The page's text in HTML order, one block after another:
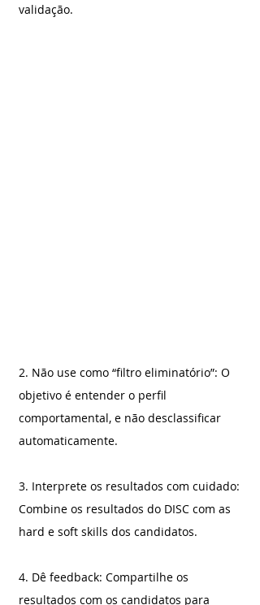
validação.
2. Não use como “filtro eliminatório”: O
objetivo é entender o perfil
comportamental, e não desclassificar
automaticamente.
3. Interprete os resultados com cuidado:
Combine os resultados do DISC com as
hard e soft skills dos candidatos.
4. Dê feedback: Compartilhe os
resultados com os candidatos para